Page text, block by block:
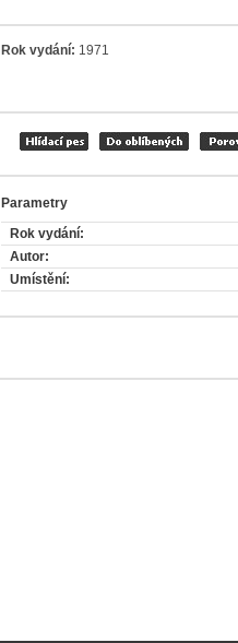
Rok vydání: 1971
Parametry
Rok vydání:
Autor:
Umístění: